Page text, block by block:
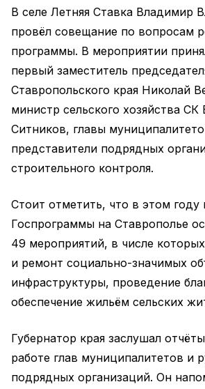
В селе Летняя Ставка Владимир
провёл совещание по вопросам
программы. В мероприятии
первый заместитель
Ставропольского края Николай
министр сельского хозяйства
Ситников, главы
представители подрядных
строительного контроля.
Стоит отметить, что в этом году
Госпрограммы на Ставрополье
49 мероприятий, в числе
и ремонт социально-значимых
инфраструктуры, проведение
обеспечение жильём сельских
Губернатор края заслушал
работе глав муниципалитетов и
подрядных организаций. Он